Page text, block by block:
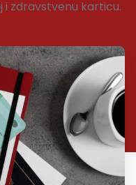
i zdravstvenu karticu.